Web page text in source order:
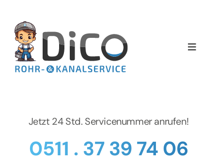
springen
Toggle
Home
Jetzt 24 Std. Servicenummer anrufen!
0511 . 37 39 74 06